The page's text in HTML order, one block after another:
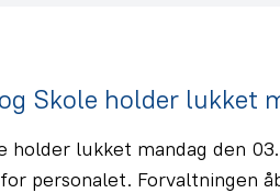
Skole holder lukket
holder lukket mandag den
personalet. Forvaltningen